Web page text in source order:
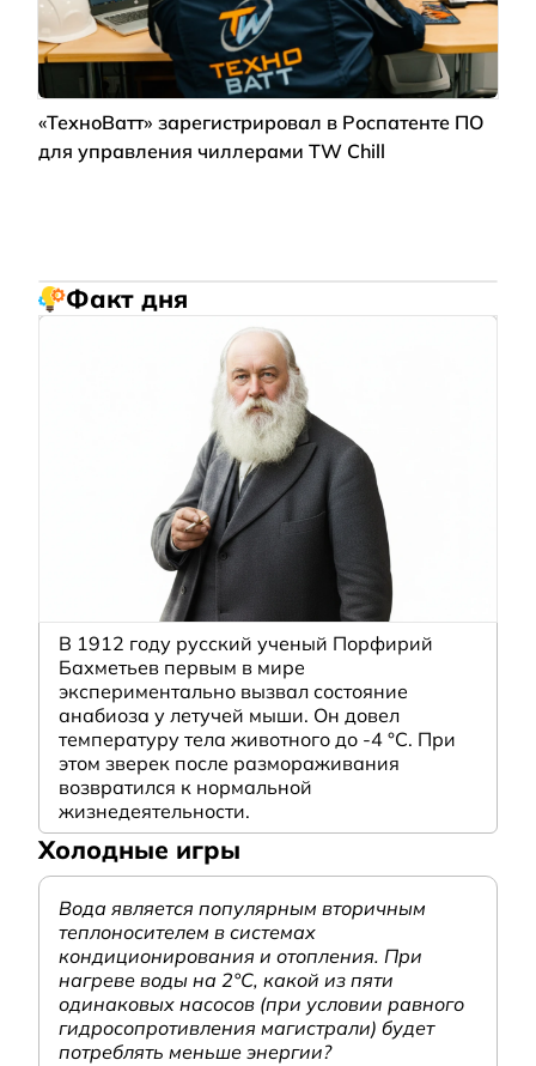
«ТехноВатт» зарегистрировал в Роспатенте ПО
для управления чиллерами TW Chill
Факт дня
В 1912 году русский ученый Порфирий
Бахметьев первым в мире
экспериментально вызвал состояние
анабиоза у летучей мыши. Он довел
температуру тела животного до -4 °C. При
этом зверек после размораживания
возвратился к нормальной
жизнедеятельности.
Холодные игры
Вода является популярным вторичным
теплоносителем в системах
кондиционирования и отопления. При
нагреве воды на 2°С, какой из пяти
одинаковых насосов (при условии равного
гидросопротивления магистрали) будет
потреблять меньше энергии?